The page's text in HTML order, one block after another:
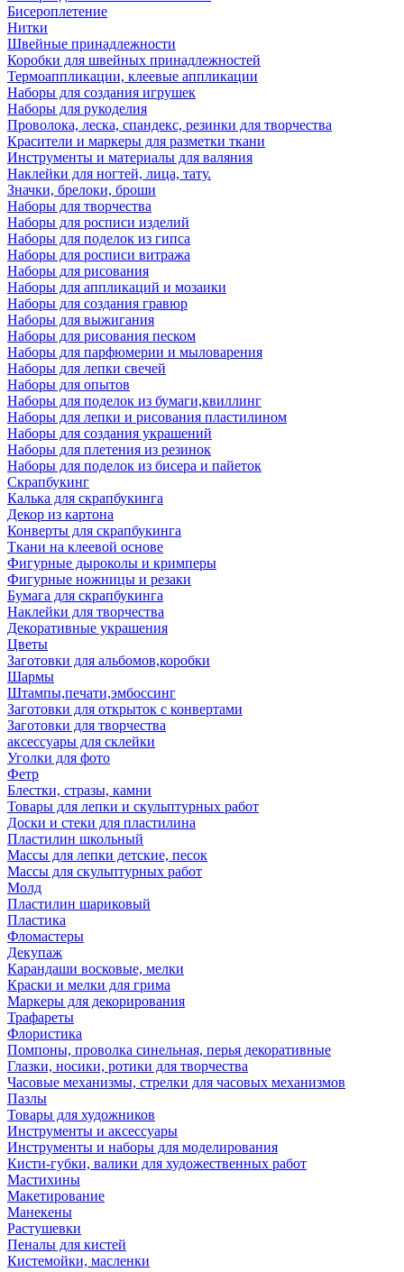
Бисероплетение
Нитки
Швейные принадлежности
Коробки для швейных принадлежностей
Термоаппликации, клеевые аппликации
Наборы для создания игрушек
Наборы для рукоделия
Проволока, леска, спандекс, резинки для творчества
Красители и маркеры для разметки ткани
Инструменты и материалы для валяния
Наклейки для ногтей, лица, тату.
Значки, брелоки, броши
Наборы для творчества
Наборы для росписи изделий
Наборы для поделок из гипса
Наборы для росписи витража
Наборы для рисования
Наборы для аппликаций и мозаики
Наборы для создания гравюр
Наборы для выжигания
Наборы для рисования песком
Наборы для парфюмерии и мыловарения
Наборы для лепки свечей
Наборы для опытов
Наборы для поделок из бумаги,квиллинг
Наборы для лепки и рисования пластилином
Наборы для создания украшений
Наборы для плетения из резинок
Наборы для поделок из бисера и пайеток
Скрапбукинг
Калька для скрапбукинга
Декор из картона
Конверты для скрапбукинга
Ткани на клеевой основе
Фигурные дыроколы и кримперы
Фигурные ножницы и резаки
Бумага для скрапбукинга
Наклейки для творчества
Декоративные украшения
Цветы
Заготовки для альбомов,коробки
Шармы
Штампы,печати,эмбоссинг
Заготовки для открыток с конвертами
Заготовки для творчества
аксессуары для склейки
Уголки для фото
Фетр
Блестки, стразы, камни
Товары для лепки и скульптурных работ
Доски и стеки для пластилина
Пластилин школьный
Массы для лепки детские, песок
Массы для скульптурных работ
Молд
Пластилин шариковый
Пластика
Фломастеры
Декупаж
Карандаши восковые, мелки
Краски и мелки для грима
Маркеры для декорирования
Трафареты
Флористика
Помпоны, проволка синельная, перья декоративные
Глазки, носики, ротики для творчества
Часовые механизмы, стрелки для часовых механизмов
Пазлы
Товары для художников
Инструменты и аксессуары
Инструменты и наборы для моделирования
Кисти-губки, валики для художественных работ
Мастихины
Макетирование
Манекены
Растушевки
Пеналы для кистей
Кистемойки, масленки